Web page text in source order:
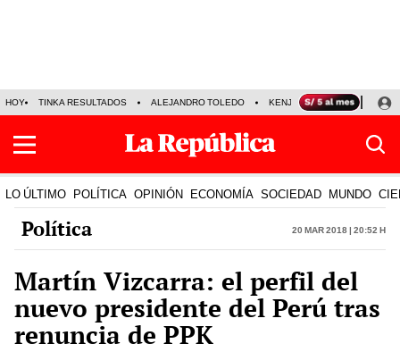
HOY TINKA RESULTADOS ALEJANDRO TOLEDO KENJI FUJIMORI
LO ÚLTIMO POLÍTICA OPINIÓN ECONOMÍA SOCIEDAD MUNDO
Política 20 Mar 2018 | 20:52 h
Martín Vizcarra: el perfil del
nuevo presidente del Perú tras
renuncia de PPK